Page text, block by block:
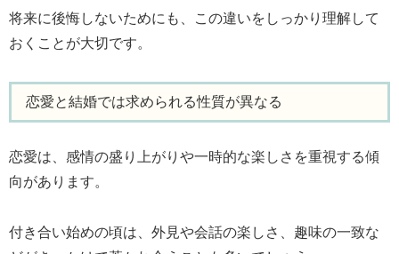
将来に後悔しないためにも、この違いをしっかり理解して
おくことが大切です。
恋愛と結婚では求められる性質が異なる
恋愛は、感情の盛り上がりや一時的な楽しさを重視する傾
向があります。
付き合い始めの頃は、外見や会話の楽しさ、趣味の一致な